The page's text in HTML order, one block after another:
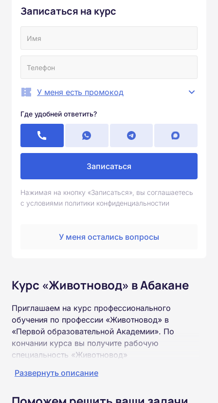
Записаться на курс
У меня есть промокод
Где удобней ответить?
Записаться
Нажимая на кнопку «Записаться», вы соглашаетесь
с условиями политики конфиденциальностии
У меня остались вопросы
Курс «Животновод» в Абакане
Приглашаем на курс профессионального
обучения по профессии «Животновод» в
«Первой образовательной Академии». По
кончании курса вы получите рабочую
специальность «Животновод»
Развернуть описание